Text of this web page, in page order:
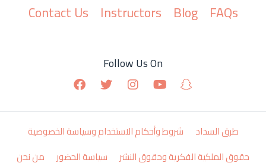
Contact Us Instructors Blog FAQs
Follow Us On
شروط وأحكام الاستخدام وسياسة الخصوصية
طرق السداد
من نحن
سياسة الحضور حقوق الملكية الفكرية وحقوق النشر